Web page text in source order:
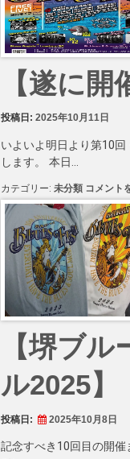
ま
し
た】
に
【遂に開
投稿日: 2025年10月11日
いよいよ明日より第10
します。 本日…
カテゴリー: 未分類 【遂
に
開
催！】
に
コメント
【堺ブ
ル2025】
投稿日: 2025年10月8日
記念すべき10回目の開